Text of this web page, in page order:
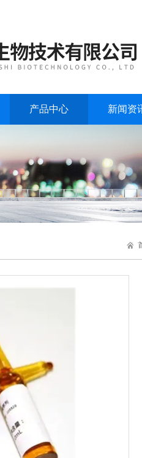
产品中心 新闻资